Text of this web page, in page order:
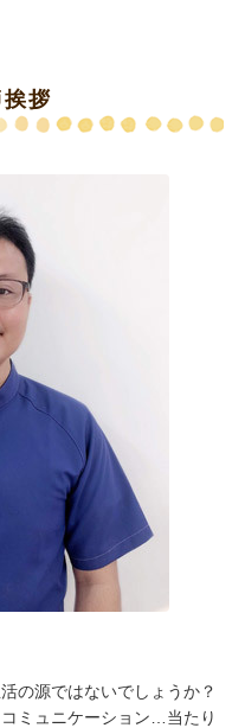
拶
の源ではないでしょうか？
ミュニケーション…当たり